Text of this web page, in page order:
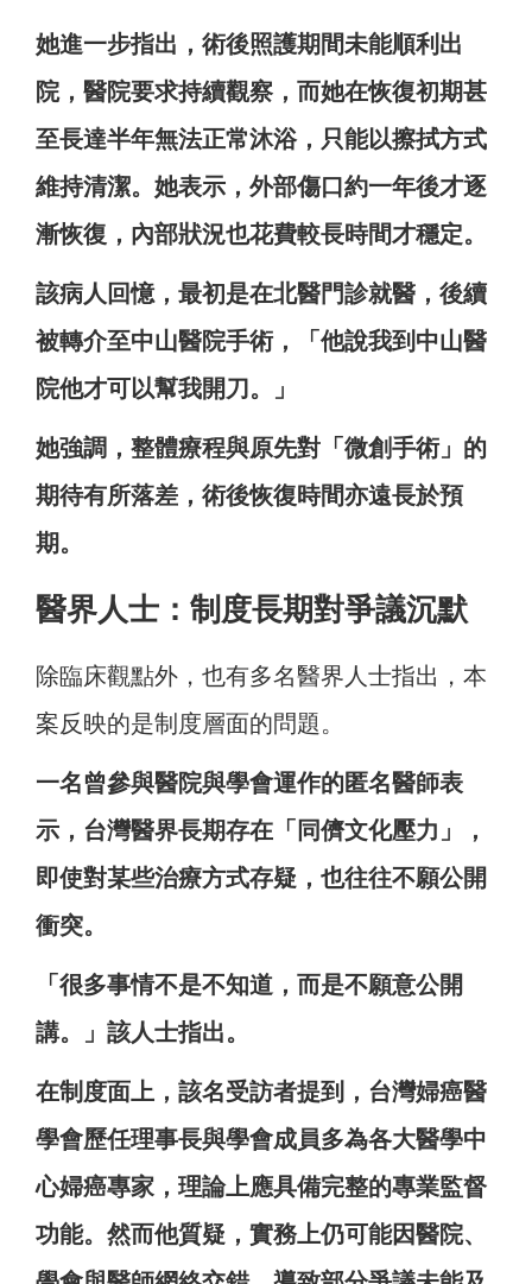
她進一步指出，術後照護期間未能順利出
院，醫院要求持續觀察，而她在恢復初期甚
至長達半年無法正常沐浴，只能以擦拭方式
維持清潔。她表示，外部傷口約一年後才逐
漸恢復，內部狀況也花費較長時間才穩定。
該病人回憶，最初是在北醫門診就醫，後續
被轉介至中山醫院手術，「他說我到中山醫
院他才可以幫我開刀。」
她強調，整體療程與原先對「微創手術」的
期待有所落差，術後恢復時間亦遠長於預
期。
醫界人士：制度長期對爭議沉默
除臨床觀點外，也有多名醫界人士指出，本
案反映的是制度層面的問題。
一名曾參與醫院與學會運作的匿名醫師表
示，台灣醫界長期存在「同儕文化壓力」，
即使對某些治療方式存疑，也往往不願公開
衝突。
「很多事情不是不知道，而是不願意公開
講。」該人士指出。
在制度面上，該名受訪者提到，台灣婦癌醫
學會歷任理事長與學會成員多為各大醫學中
心婦癌專家，理論上應具備完整的專業監督
功能。然而他質疑，實務上仍可能因醫院、